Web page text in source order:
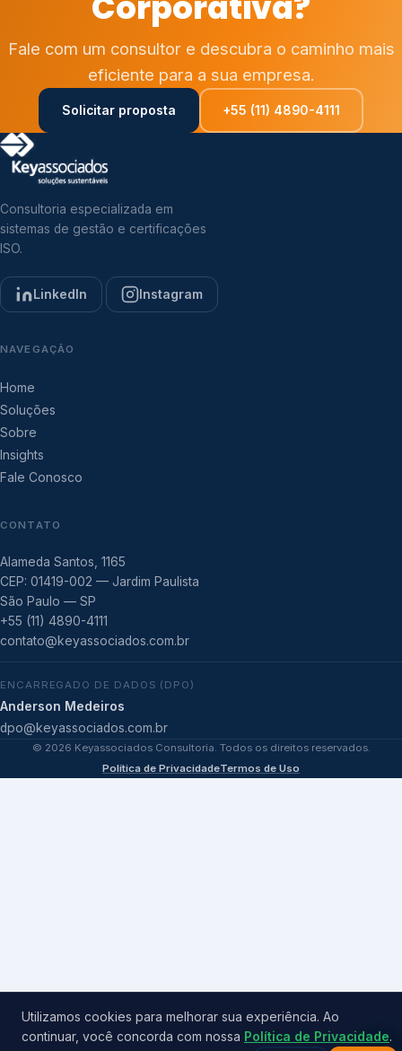
Fale com um consultor e descubra o caminho mais
eficiente para a sua empresa.
Solicitar proposta +55 (11) 4890-4111
Consultoria especializada em
sistemas de gestão e certificações
ISO.
LinkedIn Instagram
NAVEGAÇÃO
Home
Soluções
Sobre
Insights
Fale Conosco
CONTATO
Alameda Santos, 1165
CEP: 01419-002 — Jardim Paulista
São Paulo — SP
+55 (11) 4890-4111
contato@keyassociados.com.br
ENCARREGADO DE DADOS (DPO)
Anderson Medeiros
dpo@keyassociados.com.br
© 2026 Keyassociados Consultoria. Todos os direitos reservados.
Política de PrivacidadeTermos de Uso
Utilizamos cookies para melhorar sua experiência. Ao
continuar, você concorda com nossa Política de Privacidade.